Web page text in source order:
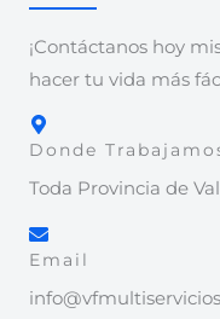
¡Contáctanos hoy
hacer tu vida más
Donde
Toda Provincia de
Email